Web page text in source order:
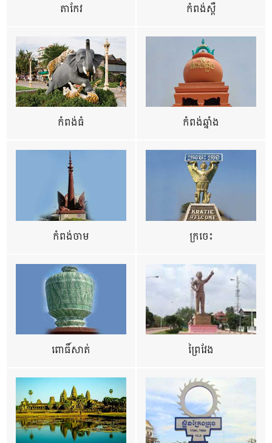
តាកែវ កំពង់ស្ពឺ
កំពង់ធំ កំពង់ឆ្នាំង
កំពង់ចាម ក្រចេះ
ពោធិ៍សាត់ ព្រៃវែង